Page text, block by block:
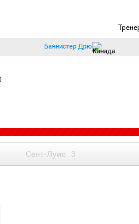
Баннистер Дрю
Сент-Луис 3